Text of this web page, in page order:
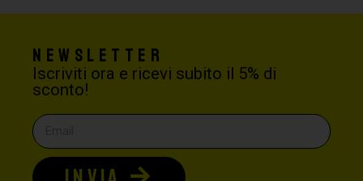
Newsletter
Iscriviti ora e ricevi subito il 5% di
sconto!